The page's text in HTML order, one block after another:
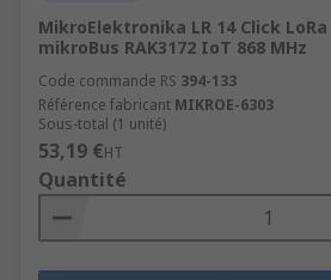
MikroElektronika LR 14 Click
mikroBus RAK3172 IoT 868 MHz
Code commande RS 394-133
Référence fabricant MIKROE-6303
Sous-total (1 unité)
53,19 €HT
Quantité